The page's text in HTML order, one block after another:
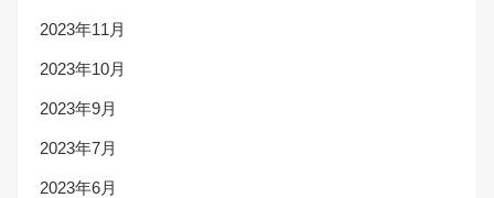
2023年11月
2023年10月
2023年9月
2023年7月
2023年6月